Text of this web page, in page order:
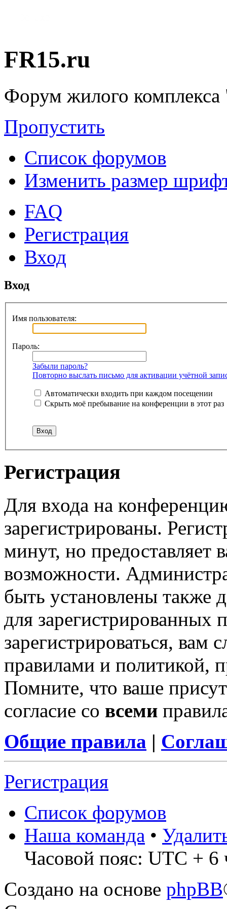
FR15.ru
Форум жилого
Пропустить
Список форумов
Изменить размер
FAQ
Регистрация
Вход
Вход
Имя пользователя:
Пароль:
Забыли пароль?
Повторно выслать письмо для активации учётной
Автоматически входить при каждом посещении
Скрыть моё пребывание на конференции в этот раз
Регистрация
Для входа на
зарегистрированы.
минут, но предоставляет
возможности.
быть установлены также
для зарегистрированных
зарегистрироваться, вам
правилами и политикой,
Помните, что ваше
согласие со всеми
Общие правила |
Регистрация
Список форумов
Наша команда •
Часовой пояс: UTC + 6
Создано на основе phpBB